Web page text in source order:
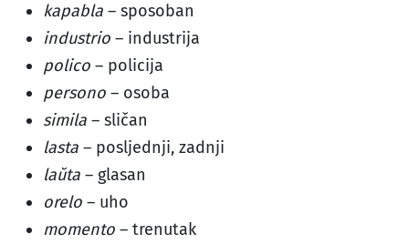
kapabla – sposoban
industrio – industrija
polico – policija
persono – osoba
simila – sličan
lasta – posljednji, zadnji
laŭta – glasan
orelo – uho
momento – trenutak